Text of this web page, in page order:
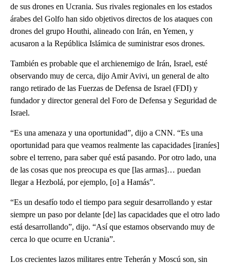
de sus drones en Ucrania. Sus rivales regionales en los estados
árabes del Golfo han sido objetivos directos de los ataques con
drones del grupo Houthi, alineado con Irán, en Yemen, y
acusaron a la República Islámica de suministrar esos drones.
También es probable que el archienemigo de Irán, Israel, esté
observando muy de cerca, dijo Amir Avivi, un general de alto
rango retirado de las Fuerzas de Defensa de Israel (FDI) y
fundador y director general del Foro de Defensa y Seguridad de
Israel.
“Es una amenaza y una oportunidad”, dijo a CNN. “Es una
oportunidad para que veamos realmente las capacidades [iraníes]
sobre el terreno, para saber qué está pasando. Por otro lado, una
de las cosas que nos preocupa es que [las armas]… puedan
llegar a Hezbolá, por ejemplo, [o] a Hamás”.
“Es un desafío todo el tiempo para seguir desarrollando y estar
siempre un paso por delante [de] las capacidades que el otro lado
está desarrollando”, dijo. “Así que estamos observando muy de
cerca lo que ocurre en Ucrania”.
Los crecientes lazos militares entre Teherán y Moscú son, sin